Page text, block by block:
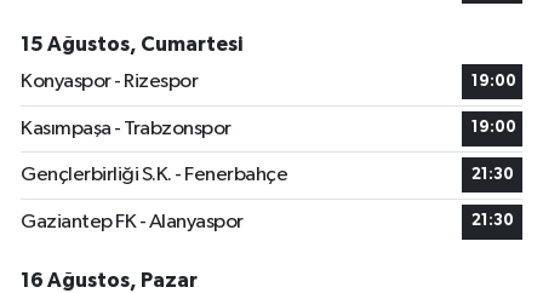
15 Ağustos, Cumartesi
Konyaspor - Rizespor
19:00
Kasımpaşa - Trabzonspor 19:00
Gençlerbirliği S.K. - Fenerbahçe 21:30
Gaziantep FK - Alanyaspor 21:30
16 Ağustos, Pazar